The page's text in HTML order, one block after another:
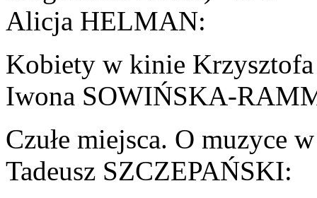
Alicja HELMAN:
Kobiety w kinie
Iwona SOWIŃSKA-
Czułe miejsca. O
Tadeusz SZCZEPAŃSKI: